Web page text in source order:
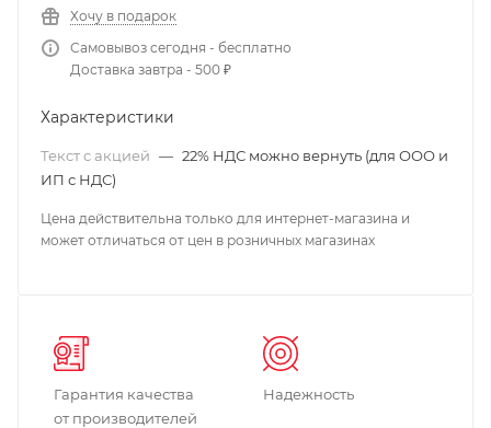
Хочу в подарок
Самовывоз сегодня - бесплатно
Доставка завтра - 500 ₽
Характеристики
Текст с акцией — 22% НДС можно вернуть (для ООО и
ИП с НДС)
Цена действительна только для интернет-магазина и
может отличаться от цен в розничных магазинах
Гарантия качества
от производителей
Надежность